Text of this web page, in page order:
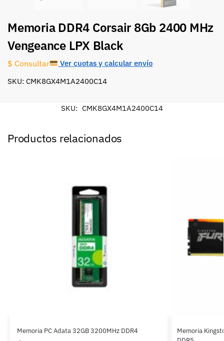
Memoria DDR4 Corsair 8Gb 2400 MHz
Vengeance LPX Black
$ Consultar Ver cuotas y calcular envío
SKU: CMK8GX4M1A2400C14
SKU: CMK8GX4M1A2400C14
Productos relacionados
Memoria PC Adata 32GB 3200MHz DDR4
Memoria